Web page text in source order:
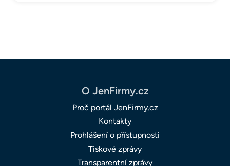
O JenFirmy.cz
Proč portál JenFirmy.cz
Kontakty
Prohlášení o přístupnosti
Tiskové zprávy
Transparentní zprávy